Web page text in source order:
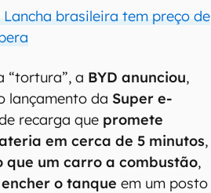
brasileira tem preço de
“tortura”, a BYD anunciou,
lançamento da Super e-
recarga que promete
em cerca de 5 minutos,
que um carro a combustão,
o tanque em um posto